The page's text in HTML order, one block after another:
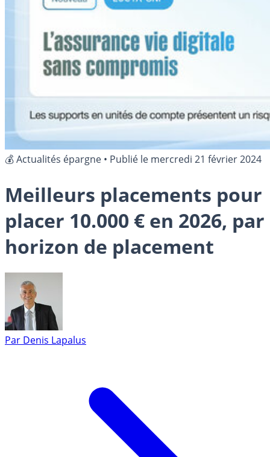
💰 Actualités épargne • Publié le mercredi 21 février 2024
Meilleurs placements pour
placer 10.000 € en 2026, par
horizon de placement
Par Denis Lapalus